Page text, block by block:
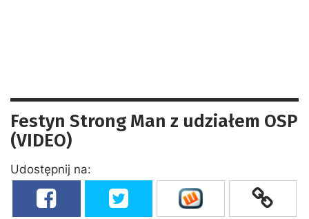
Festyn Strong Man z udziałem OSP
(VIDEO)
Udostępnij na: